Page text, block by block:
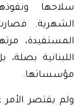
سلاحها
الشهرية.
المستفيدة،
اللبنانية
مؤسساتها.
ولم يقتصر